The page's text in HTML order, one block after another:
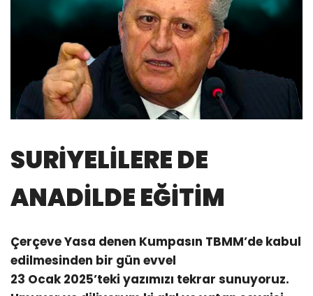
SURİYELİLERE DE
ANADİLDE EĞİTİM
Çerçeve Yasa denen Kumpasın TBMM’de kabul
edilmesinden bir gün evvel
23 Ocak 2025’teki yazımızı tekrar sunuyoruz.